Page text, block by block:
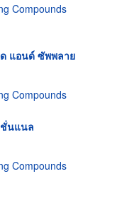
Compounds
ด แอนด์ ซัพพลาย
Compounds
ชั่นแนล
Compounds